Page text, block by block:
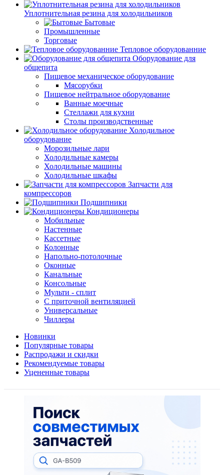
Уплотнительная резина для холодильников
Бытовые
Промышленные
Торговые
Тепловое оборудованние
Оборудование для
общепита
Пищевое механическое оборудование
Мясорубки
Пищевое нейтральное оборудование
Ванные моечные
Стеллажи для кухни
Столы производственные
Холодильное
оборудование
Морозильные лари
Холодильные камеры
Холодильные машины
Холодильные шкафы
Запчасти для
компрессоров
Подшипники
Кондиционеры
Мобильные
Настенные
Кассетные
Колонные
Напольно-потолочные
Оконные
Канальные
Консольные
Мульти - сплит
С приточной вентиляцией
Универсальные
Чиллеры
Новинки
Популярные товары
Распродажи и скидки
Рекомендуемые товары
Уцененные товары